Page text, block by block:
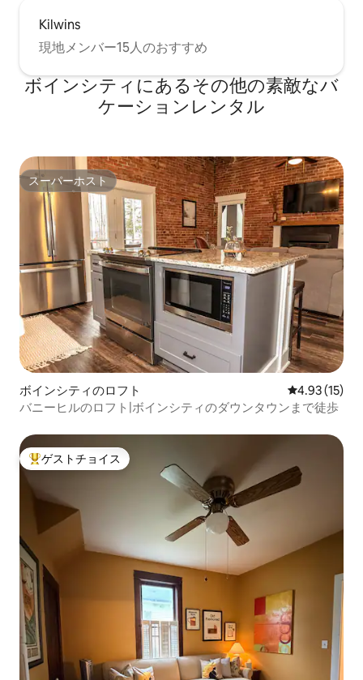
Kilwins
現地メンバー15人のおすすめ
ボインシティにあるその他の素敵なバ
ケーションレンタル
スーパーホスト
スーパーホスト
ボインシティのロフト レビュー15
4.93 (15)
バニーヒルのロフト|ボインシティのダウンタウンまで徒歩
大好評のゲストチョイスです。
ゲストチョイス